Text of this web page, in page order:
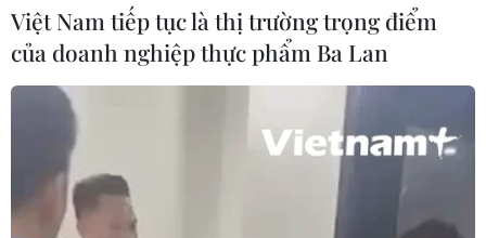
CƠ QUAN CHỦ QUẢN: THÔNG TẤN XÃ VIỆT NAM
Tổng Biên tập: TRẦN TIẾN DUẨN
Phó Tổng Biên tập: NGUYỄN THỊ TÁM, KHÚC THANH
THỦY
Việt Nam tiếp tục là thị trường trọng điểm
của doanh nghiệp thực phẩm Ba Lan